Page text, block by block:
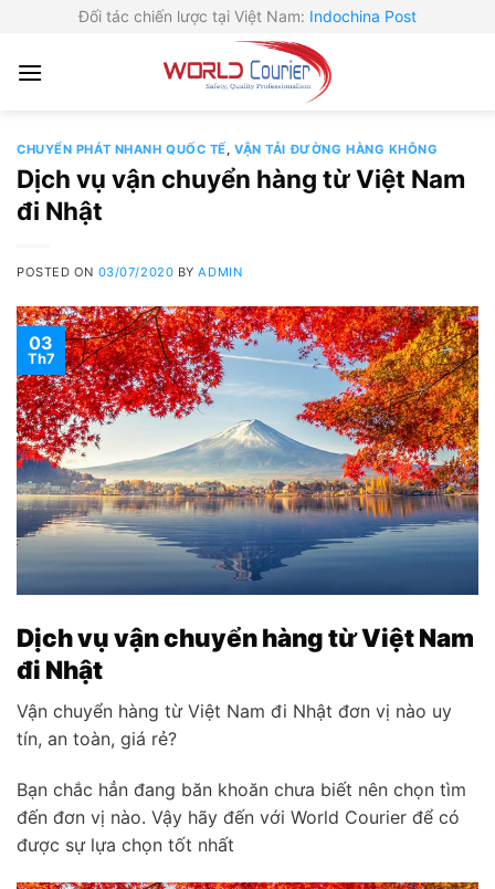
content
Đối tác chiến lược tại Việt Nam: Indochina Post
CHUYỂN PHÁT NHANH QUỐC TẾ,VẬN TẢI ĐƯỜNG HÀNG KHÔNG
Dịch vụ vận chuyển hàng từ Việt Nam
đi Nhật
POSTED ON 03/07/2020 BYADMIN
03
Th7
Dịch vụ vận chuyển hàng từ Việt Nam
đi Nhật
Vận chuyển hàng từ Việt Nam đi Nhật đơn vị nào uy
tín, an toàn, giá rẻ?
Bạn chắc hẳn đang băn khoăn chưa biết nên chọn tìm
đến đơn vị nào. Vậy hãy đến với World Courier để có
được sự lựa chọn tốt nhất